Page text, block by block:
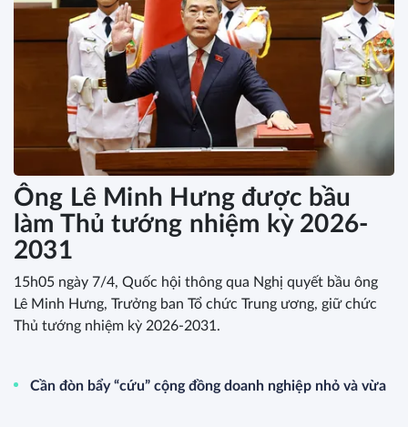
Ông Lê Minh Hưng được bầu
làm Thủ tướng nhiệm kỳ 2026-
2031
15h05 ngày 7/4, Quốc hội thông qua Nghị quyết bầu ông
Lê Minh Hưng, Trưởng ban Tổ chức Trung ương, giữ chức
Thủ tướng nhiệm kỳ 2026-2031.
Cần đòn bẩy “cứu” cộng đồng doanh nghiệp nhỏ và vừa